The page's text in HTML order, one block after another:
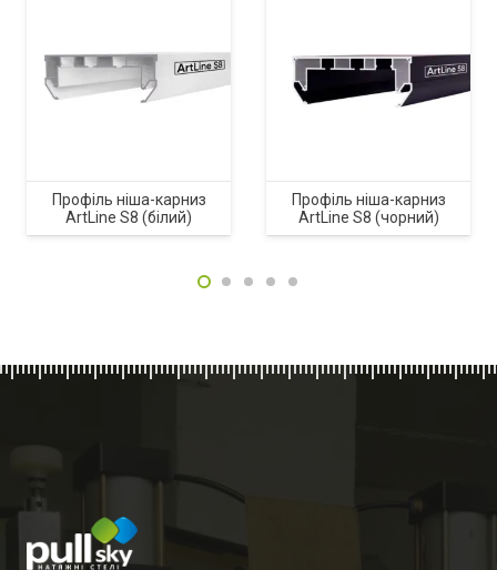
Профіль ніша-карниз
ArtLine S8 (білий)
Профіль ніша-карниз
ArtLine S8 (чорний)